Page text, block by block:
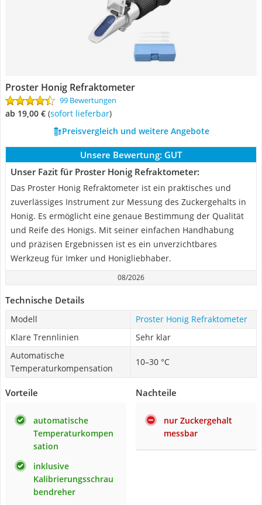
Proster Honig Refraktometer
99 Bewertungen
ab 19,00 € ( Sofort lieferbar)
Preisvergleich und weitere Angebote
Unsere Bewertung: GUT
Unser Fazit für Proster Honig Refraktometer:
Das Proster Honig Refraktometer ist ein praktisches und
zuverlässiges Instrument zur Messung des Zuckergehalts in
Honig. Es ermöglicht eine genaue Bestimmung der Qualität
und Reife des Honigs. Mit seiner einfachen Handhabung
und präzisen Ergebnissen ist es ein unverzichtbares
Werkzeug für Imker und Honigliebhaber.
08/2026
Technische Details
Modell
Proster Honig Refraktometer
Klare Trennlinien
Sehr klar
Automatische
Temperaturkompensation
10–30 °C
Vorteile
automatische
Temperaturkompen
sation
inklusive
Kalibrierungsschrau
bendreher
Nachteile
nur Zuckergehalt
messbar